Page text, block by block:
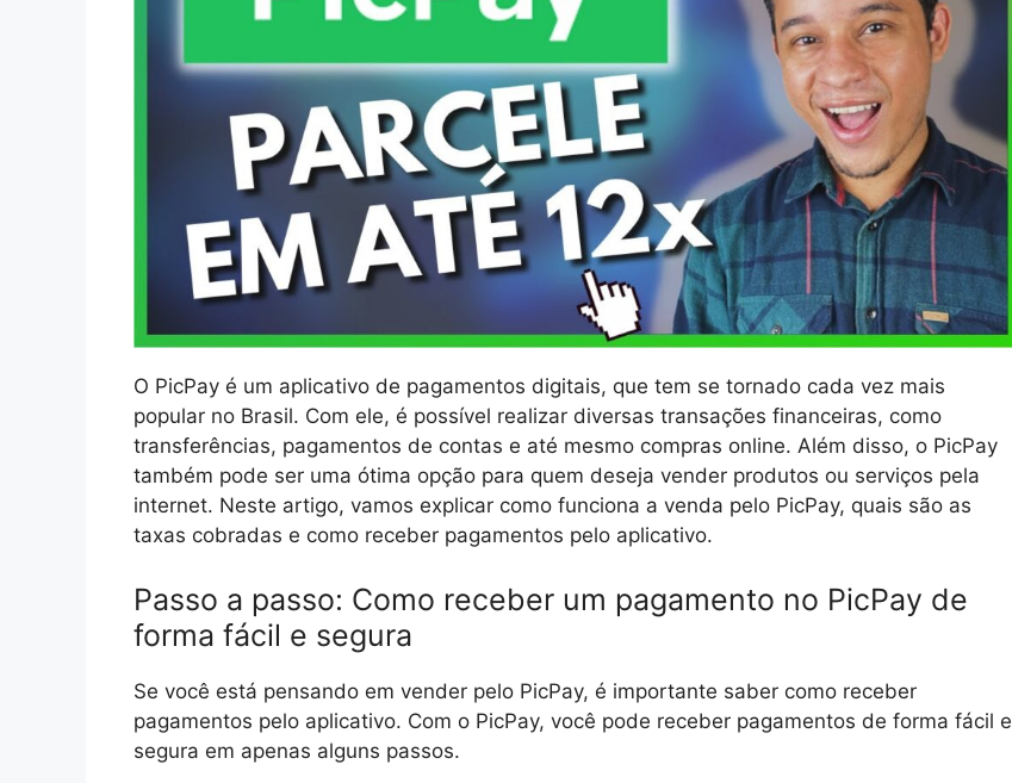
O PicPay é um aplicativo de pagamentos digitais, que tem se tornado cada vez mais
popular no Brasil. Com ele, é possível realizar diversas transações financeiras, como
transferências, pagamentos de contas e até mesmo compras online. Além disso, o PicPay
também pode ser uma ótima opção para quem deseja vender produtos ou serviços pela
internet. Neste artigo, vamos explicar como funciona a venda pelo PicPay, quais são as
taxas cobradas e como receber pagamentos pelo aplicativo.
Passo a passo: Como receber um pagamento no PicPay de
forma fácil e segura
Se você está pensando em vender pelo PicPay, é importante saber como receber
pagamentos pelo aplicativo. Com o PicPay, você pode receber pagamentos de forma fácil e
segura em apenas alguns passos.